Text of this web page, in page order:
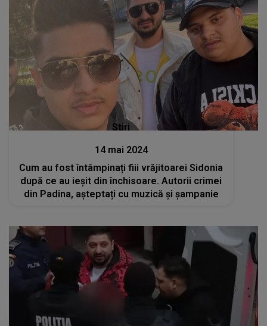
Stiri
14 mai 2024
Cum au fost întâmpinați fiii vrăjitoarei Sidonia
după ce au ieșit din închisoare. Autorii crimei
din Padina, așteptați cu muzică și șampanie